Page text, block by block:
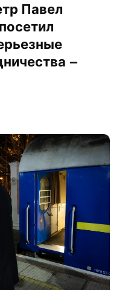
Павел
–